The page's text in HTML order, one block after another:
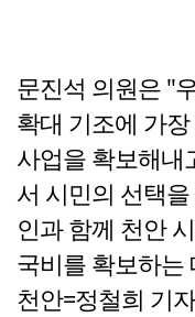
문진석 의원은 "
확대 기조에 가
사업을 확보해내
서 시민의 선택
인과 함께 천안
국비를 확보하는
천안=정철희 기자